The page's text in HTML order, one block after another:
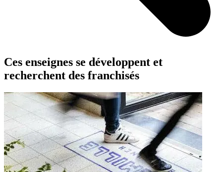
Ces enseignes se développent et
recherchent des franchisés